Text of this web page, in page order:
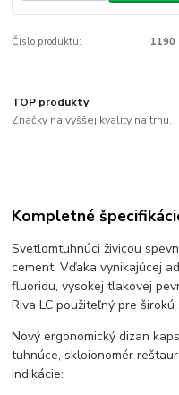
Číslo produktu: 1190
TOP produkty
Značky najvyššej kvality na trhu.
Kompletné
Svetlomtuhnúci živicou
cement. Vďaka vynikajúcej
fluoridu, vysokej tlakovej
Riva LC použiteľný pre
Nový ergonomický dizan
tuhnúce, skloionomér
Indikácie: